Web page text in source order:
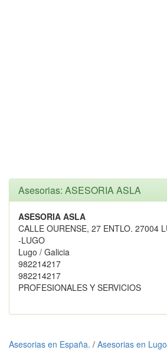
Asesorias: ASESORIA ASLA
ASESORIA ASLA
CALLE OURENSE, 27 ENTLO. 27004
-LUGO
Lugo / Galicia
982214217
982214217
PROFESIONALES Y SERVICIOS
Asesorias en España. / Asesorias en Lugo